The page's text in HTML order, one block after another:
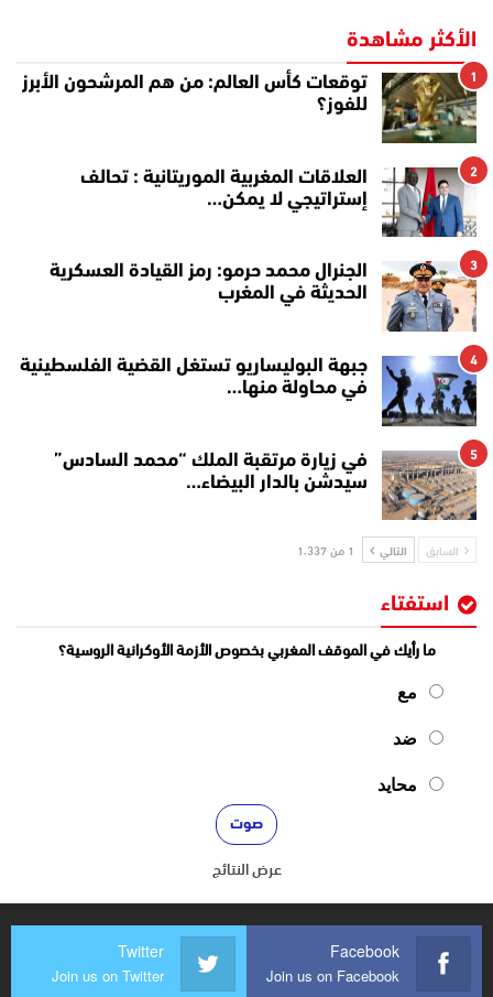
الأكثر مشاهدة
1
توقعات كأس العالم: من هم المرشحون الأبرز
للفوز؟
2
العلاقات المغربية الموريتانية : تحالف
إستراتيجي لا يمكن…
3
الجنرال محمد حرمو: رمز القيادة العسكرية
الحديثة في المغرب
4
جبهة البوليساريو تستغل القضية الفلسطينية
في محاولة منها…
5
في زيارة مرتقبة الملك “محمد السادس”
سيدشن بالدار البيضاء…
السابق التالي 1 من 1٬337
استفتاء
ما رأيك في الموقف المغربي بخصوص الأزمة الأوكرانية الروسية؟
مع
ضد
محايد
عرض النتائج
Facebook
Join us on Facebook
Twitter
Join us on Twitter